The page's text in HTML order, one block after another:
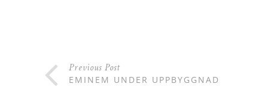
Previous Post
EMINEM UNDER UPPBYGGNAD